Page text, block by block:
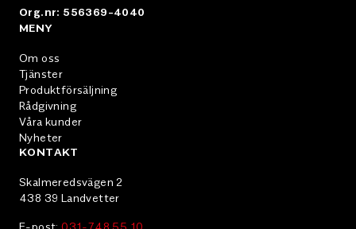
Org.nr: 556369-4040
MENY
Om oss
Tjänster
Produktförsäljning
Rådgivning
Våra kunder
Nyheter
KONTAKT
Skalmeredsvägen 2
438 39 Landvetter